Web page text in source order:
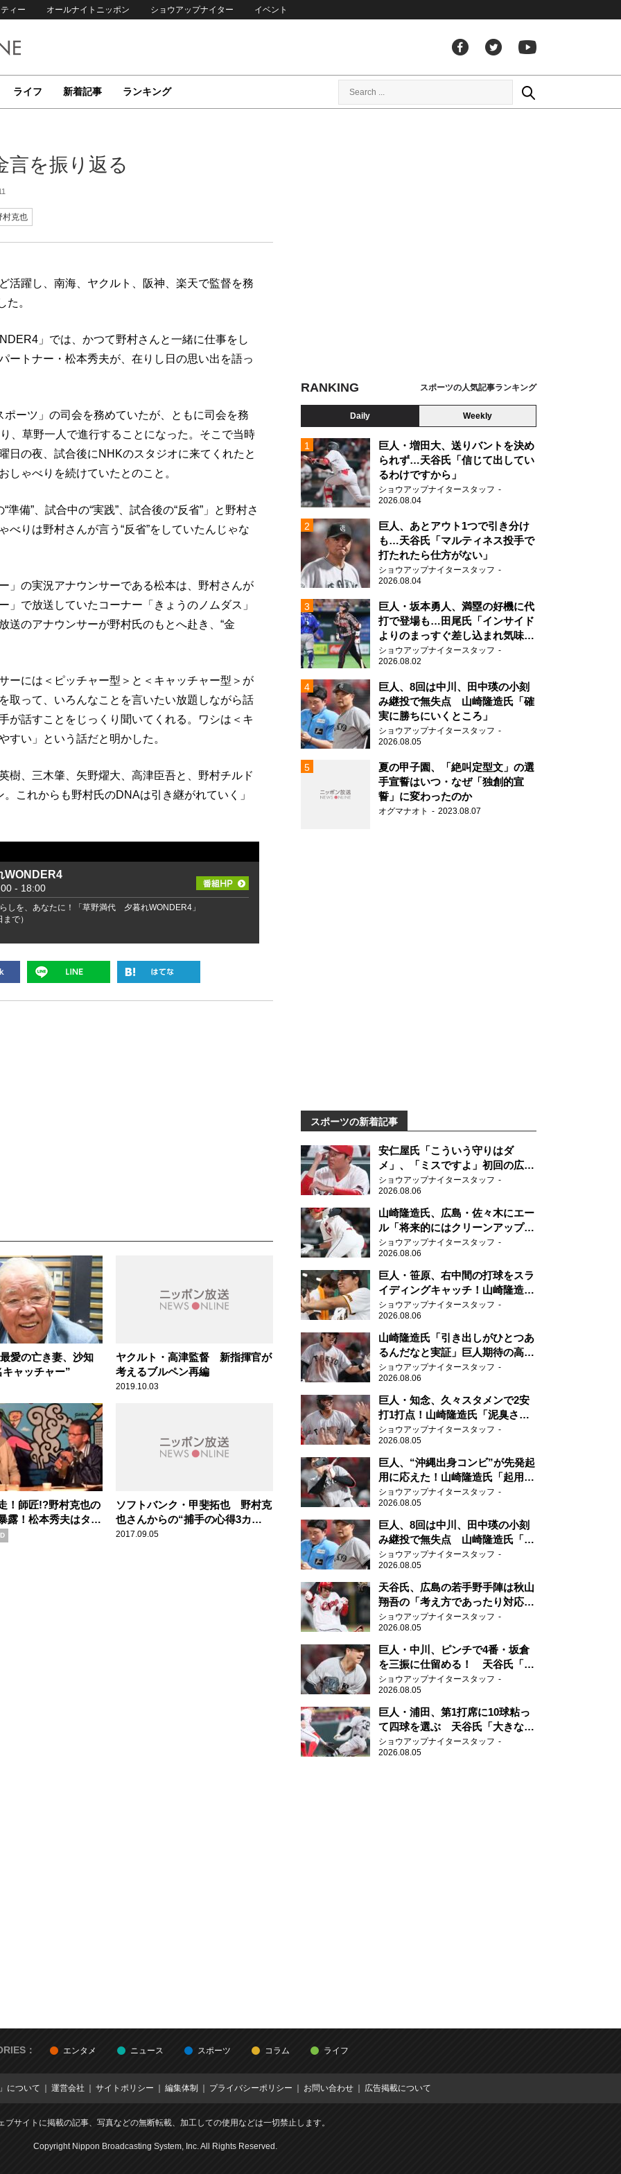
ィー オールナイトニッポン ショウアップナイター イベント
ライフ 新着記事 ランキング
言を振り返る
村克也
活躍し、南海、ヤクルト、阪神、楽天で監督を務
た。
」では、かつて野村さんと一緒に仕事をし
ートナー・松本秀夫が、在りし日の思い出を語っ
ーツ」の司会を務めていたが、ともに司会を務
、草野一人で進行することになった。そこで当時
日の夜、試合後にNHKのスタジオに来てくれたと
しゃべりを続けていたとのこと。
備”、試合中の“実践”、試合後の“反省”」と野村さ
りは野村さんが言う“反省”をしていたんじゃな
」の実況アナウンサーである松本は、野村さんが
で放送していたコーナー「きょうのノムダス」
送のアナウンサーが野村氏のもとへ赴き、“金
ーには＜ピッチャー型＞と＜キャッチャー型＞が
取って、いろんなことを言いたい放題しながら話
が話すことをじっくり聞いてくれる。ワシは＜キ
すい」という話だと明かした。
樹、三木肇、矢野燿大、高津臣吾と、野村チルド
これからも野村氏のDNAは引き継がれていく」
- 18:00
しを、あなたに！「草野満代 夕暮れWONDER4」
で）
愛の亡き妻、沙知
ャッチャー”
ヤクルト・高津監督 新指揮官が
考えるブルペン再編
2019.10.03
！師匠!?野村克也の
露！松本秀夫はタジ
ソフトバンク・甲斐拓也 野村克
也さんからの“捕手の心得3カ
条”とは？
2017.09.05
RANKING スポーツの人気記事ランキング
Daily Weekly
巨人・増田大、送りバントを決め
られず…天谷氏「信じて出してい
るわけですから」
ショウアップナイタースタッフ
2026.08.04
巨人、あとアウト1つで引き分け
も…天谷氏「マルティネス投手で
打たれたら仕方がない」
ショウアップナイタースタッフ
2026.08.04
巨人・坂本勇人、満塁の好機に代
打で登場も…田尾氏「インサイド
よりのまっすぐ差し込まれ気味で
したね」
ショウアップナイタースタッフ
2026.08.02
巨人、8回は中川、田中瑛の小刻
み継投で無失点 山崎隆造氏「確
実に勝ちにいくところ」
ショウアップナイタースタッフ
2026.08.05
夏の甲子園、「絶叫定型文」の選
手宣誓はいつ・なぜ「独創的宣
誓」に変わったのか
オグマナオト 2023.08.07
スポーツの新着記事
安仁屋氏「こういう守りはダ
メ」、「ミスですよ」初回の広島
の守備に苦言
ショウアップナイタースタッフ
2026.08.06
山崎隆造氏、広島・佐々木にエー
ル「将来的にはクリーンアップを
任せられるくらいまでは成長し
て」
ショウアップナイタースタッフ
2026.08.06
巨人・笹原、右中間の打球をスラ
イディングキャッチ！山崎隆造氏
「一歩でも遅れたら…」
ショウアップナイタースタッフ
2026.08.06
山崎隆造氏「引き出しがひとつあ
るんだなと実証」巨人期待の高卒
2年目が技あり安打
ショウアップナイタースタッフ
2026.08.06
巨人・知念、久々スタメンで2安
打1打点！山崎隆造氏「泥臭さを
感じる」、「ジャイアンツには少
ないタイプ」
ショウアップナイタースタッフ
2026.08.05
巨人、“沖縄出身コンビ”が先発起
用に応えた！山崎隆造氏「起用が
当たった」
ショウアップナイタースタッフ
2026.08.05
巨人、8回は中川、田中瑛の小刻
み継投で無失点 山崎隆造氏「確
実に勝ちにいくところ」
ショウアップナイタースタッフ
2026.08.05
天谷氏、広島の若手野手陣は秋山
翔吾の「考え方であったり対応力
を勉強して」
ショウアップナイタースタッフ
2026.08.05
巨人・中川、ピンチで4番・坂倉
を三振に仕留める！ 天谷氏「投
げミスなく追い込んだ。そこに尽
きる」
ショウアップナイタースタッフ
2026.08.05
巨人・浦田、第1打席に10球粘っ
て四球を選ぶ 天谷氏「大きなダ
メージを与えることができた四
球」
ショウアップナイタースタッフ
2026.08.05
： エンタメ ニュース スポーツ コラム ライフ
について 運営会社 サイトポリシー 編集体制 プライバシーポリシー お問い合わせ 広告掲載について
ブサイトに掲載の記事、写真などの無断転載、加工しての使用などは一切禁止します。
Copyright Nippon Broadcasting System, Inc. All Rights Reserved.